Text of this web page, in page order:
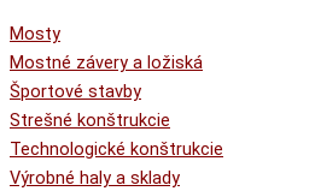
Mosty
Mostné závery a ložiská
Športové stavby
Strešné konštrukcie
Technologické konštrukcie
Výrobné haly a sklady